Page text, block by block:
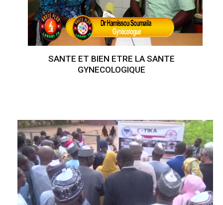
SANTE ET BIEN ETRE LA SANTE
GYNECOLOGIQUE